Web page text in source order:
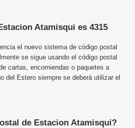
Atamisqui es 4315
el nuevo sistema de código postal
se sigue usando el código postal
cartas, encomiendas o paquetes a
del Estero siempre se deberá utilizar el
de Estacion Atamisqui?